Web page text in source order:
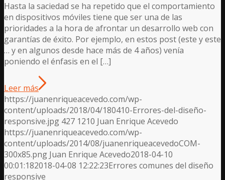
Hasta la saciedad se ha repetido que el comportamiento
en dispositivos móviles tiene que ser una de las
prioridades a la hora de afrontar un desarrollo web con
garantías de éxito. Por ejemplo, en estos post (este y este
… y en algunos desde hace más de 4 años) venía
poniendo el énfasis en el […]
Leer más
https://juanenriqueacevedo.com/wp-
content/uploads/2018/04/180410-Errores-del-diseño-
responsive.jpg 427 1210 Juan Enrique Acevedo
https://juanenriqueacevedo.com/wp-
content/uploads/2014/08/juanenriqueacevedoCOM-
300x85.png Juan Enrique Acevedo2018-04-10
00:01:182018-04-08 12:22:23Errores comunes del diseño
responsive